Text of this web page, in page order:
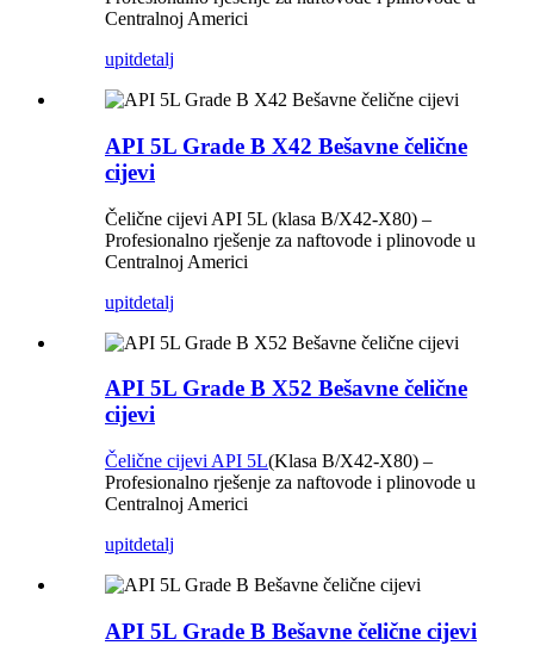
Centralnoj Americi
upitdetalj
API 5L Grade B X42 Bešavne čelične
cijevi
Čelične cijevi API 5L (klasa B/X42-X80) –
Profesionalno rješenje za naftovode i plinovode u
Centralnoj Americi
upitdetalj
API 5L Grade B X52 Bešavne čelične
cijevi
Čelične cijevi API 5L(Klasa B/X42-X80) –
Profesionalno rješenje za naftovode i plinovode u
Centralnoj Americi
upitdetalj
API 5L Grade B Bešavne čelične cijevi